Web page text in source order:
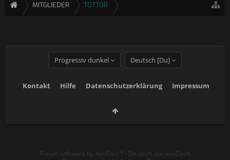
MITGLIEDER TOTTOR
Progressiv dunkel Deutsch [Du]
Kontakt Hilfe Datenschutzerklärung Impressum
Forum software by XenForo™ - Deutsch von xenDach